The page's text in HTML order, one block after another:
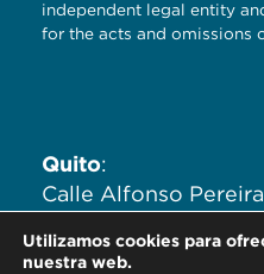
independent legal entity
for the acts and omissions
Quito:
Calle Alfonso
704,705,706.
Utilizamos cookies para
nuestra web.